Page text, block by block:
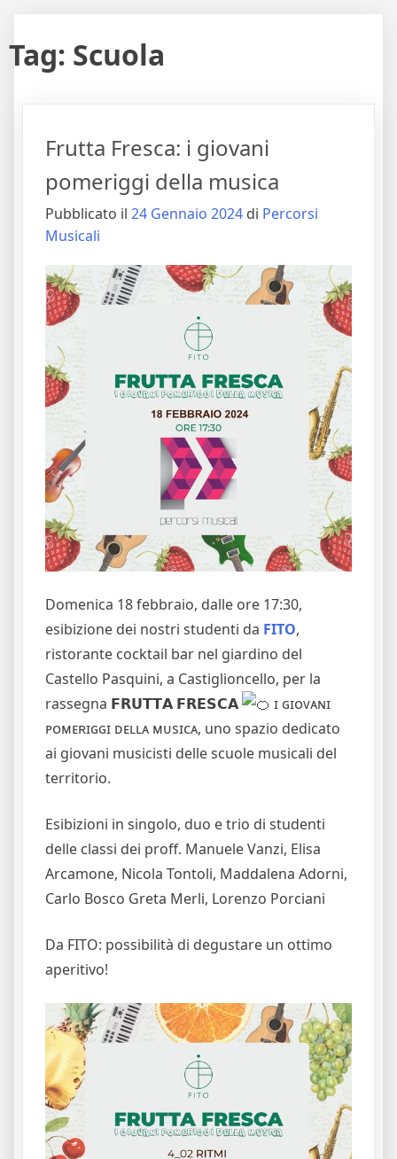
Tag: Scuola
Frutta Fresca: i giovani
pomeriggi della musica
Pubblicato il 24 Gennaio 2024 di Percorsi
Musicali
Domenica 18 febbraio, dalle ore 17:30,
esibizione dei nostri studenti da FITO,
ristorante cocktail bar nel giardino del
Castello Pasquini, a Castiglioncello, per la
rassegna 𝗙𝗥𝗨𝗧𝗧𝗔 𝗙𝗥𝗘𝗦𝗖𝗔
ɪ ɢɪᴏᴠᴀɴɪ
ᴘᴏᴍᴇʀɪɢɢɪ ᴅᴇʟʟᴀ ᴍᴜsɪᴄᴀ, uno spazio dedicato
ai giovani musicisti delle scuole musicali del
territorio.
Esibizioni in singolo, duo e trio di studenti
delle classi dei proff. Manuele Vanzi, Elisa
Arcamone, Nicola Tontoli, Maddalena Adorni,
Carlo Bosco Greta Merli, Lorenzo Porciani
Da FITO: possibilità di degustare un ottimo
aperitivo!